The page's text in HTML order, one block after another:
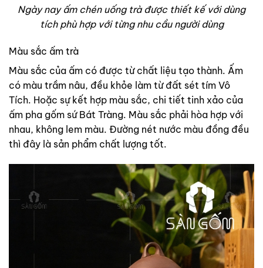
Ngày nay ấm chén uống trà được thiết kế với dùng
tích phù hợp với từng nhu cầu người dùng
Màu sắc ấm trà
Màu sắc của ấm có được từ chất liệu tạo thành. Ấm
có màu trầm nâu, đều khỏe làm từ đất sét tím Vô
Tích. Hoặc sự kết hợp màu sắc, chi tiết tinh xảo của
ấm pha gốm sứ Bát Tràng. Màu sắc phải hòa hợp với
nhau, không lem màu. Đường nét nước màu đồng đều
thì đây là sản phẩm chất lượng tốt.